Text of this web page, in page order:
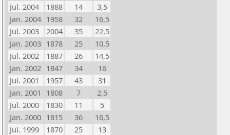
Jul. 2004
1888 14
3,5
Jan. 2004 1958 32
16,5
Jul. 2003
2004 35
22,5
Jan. 2003 1878 25
10,5
Jul. 2002
1887 26
14,5
Jan. 2002 1847 34
16
Jul. 2001
1957 43
31
Jan. 2001
1808 7
2,5
Jul. 2000
1830 11
5
Jan. 2000 1815 36
16,5
Jul. 1999
1870 25
13